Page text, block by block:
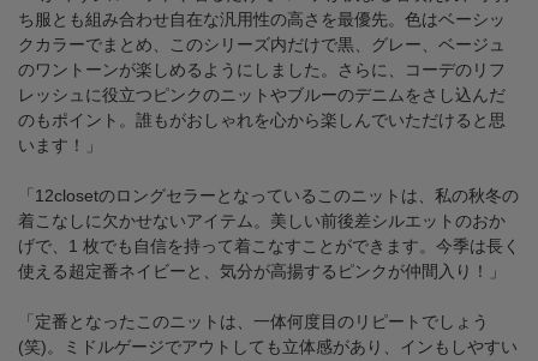
ち服とも組み合わせ自在な汎用性の高さを最優先。色はベーシッ
クカラーでまとめ、このシリーズ内だけで黒、グレー、ベージュ
のワントーンが楽しめるようにしました。さらに、コーデのリフ
レッシュに役立つピンクのニットやブルーのデニムをさし込んだ
のもポイント。誰もがおしゃれを心から楽しんでいただけると思
います！」
「12closetのロングセラーとなっているこのニットは、私の秋冬の
着こなしに欠かせないアイテム。美しい前後差シルエットのおか
げで、1 枚でも自信を持って着こなすことができます。今季は長く
使える超定番ネイビーと、気分が高揚するピンクが仲間入り！」
「定番となったこのニットは、一体何度目のリピートでしょう
(笑)。ミドルゲージでアウトしても立体感があり、インもしやすい